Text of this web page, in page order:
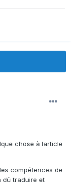
chose à larticle
compétences de
dû traduire et